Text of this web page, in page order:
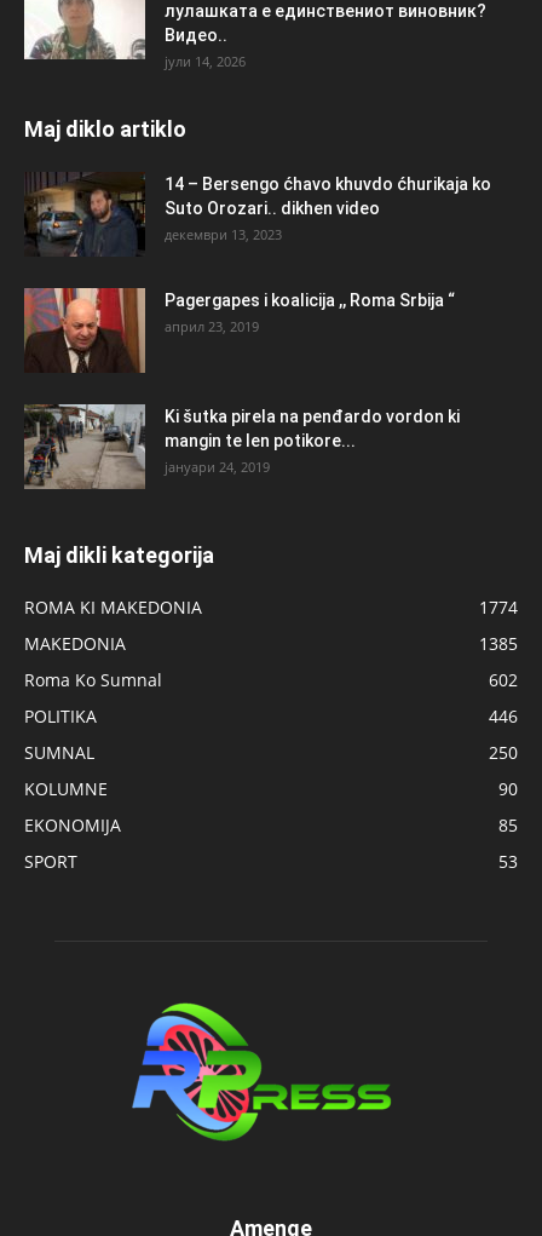
лулашката е единствениот виновник?
Видео..
јули 14, 2026
Maj diklo artiklo
14 – Bersengo ćhavo khuvdo ćhurikaja ko
Suto Orozari.. dikhen video
декември 13, 2023
Pagergapes i koalicija ,, Roma Srbija “
април 23, 2019
Ki šutka pirela na penđardo vordon ki
mangin te len potikore...
јануари 24, 2019
Maj dikli kategorija
ROMA KI MAKEDONIA
1774
MAKEDONIA
1385
Roma Ko Sumnal
602
POLITIKA
446
SUMNAL
250
KOLUMNE
90
EKONOMIJA
85
SPORT
53
Amenge